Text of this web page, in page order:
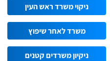
ניקוי משרד ראש העין
משרד לאחר שיפוץ
ניקיון משרדים קטנים